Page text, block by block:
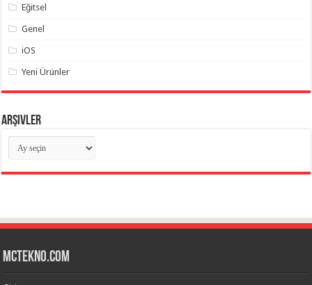
Eğitsel
Genel
iOS
Yeni Ürünler
Arşivler
Arşivler
mctekno.com